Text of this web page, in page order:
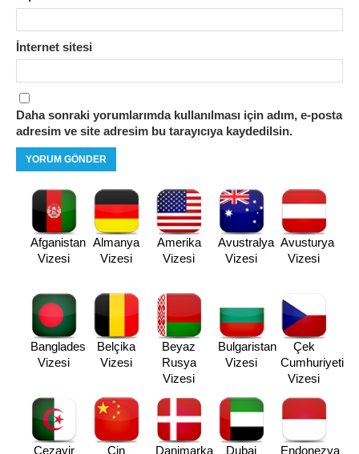
İnternet sitesi
Daha sonraki yorumlarımda kullanılması için adım, e-posta
adresim ve site adresim bu tarayıcıya kaydedilsin.
Afganistan
Vizesi
Almanya
Vizesi
Amerika
Vizesi
Avustralya
Vizesi
Avusturya
Vizesi
Banglades
Vizesi
Belçika
Vizesi
Beyaz
Rusya
Vizesi
Bulgaristan
Vizesi
Çek
Cumhuriyeti
Vizesi
Cezayir Çin Danimarka Dubai Endonezya